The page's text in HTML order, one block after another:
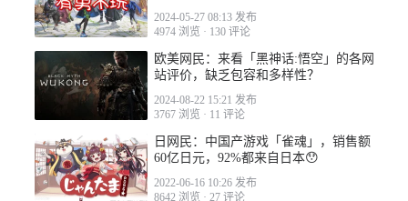
2024-05-27 08:13 发布
4974 浏览 · 130 评论
欧美网民：来看「黑神话:悟空」的各网
站评价，缺乏包容和多样性？
2024-08-22 15:21 发布
3767 浏览 · 11 评论
日网民：中国产游戏「雀魂」，销售额
60亿日元，92%都来自日本😯
2022-06-16 10:26 发布
8642 浏览 · 27 评论